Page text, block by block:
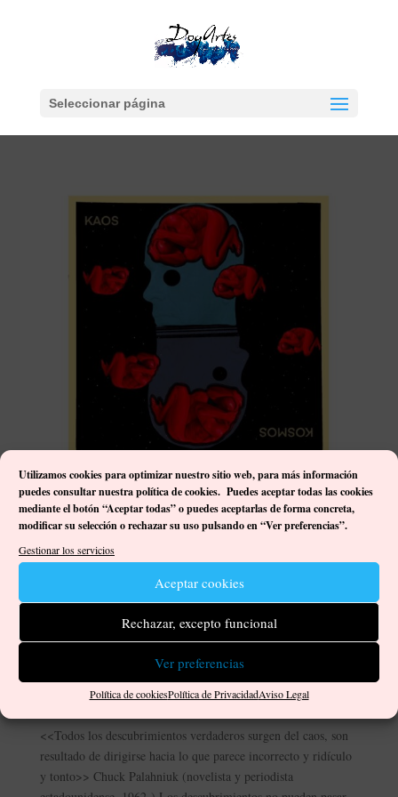
Utilizamos cookies para optimizar nuestro sitio web, para más información
puedes consultar nuestra política de cookies. Puedes aceptar todas las cookies
mediante el botón “Aceptar todas” o puedes aceptarlas de forma concreta,
modificar su selección o rechazar su uso pulsando en “Ver preferencias”.
Gestionar los servicios
Aceptar cookies
Rechazar, excepto funcional
Ver preferencias
Política de cookiesPolítica de PrivacidadAviso Legal
Seleccionar página
Descubriendo Kaos Kosmos, una (de)construcción de la
Damián José Ortega Gutiérrez
Comentarios,Exposiciones|0 Comentarios
<<Todos los descubrimientos verdaderos surgen del caos, son
resultado de dirigirse hacia lo que parece incorrecto y ridículo
y tonto>> Chuck Palahniuk (novelista y periodista